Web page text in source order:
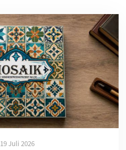
19 Juli 2026